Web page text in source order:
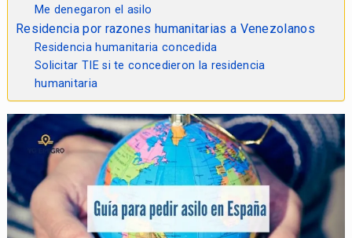
Me denegaron el asilo
Residencia por razones humanitarias a Venezolanos
Residencia humanitaria concedida
Solicitar TIE si te concedieron la residencia
humanitaria